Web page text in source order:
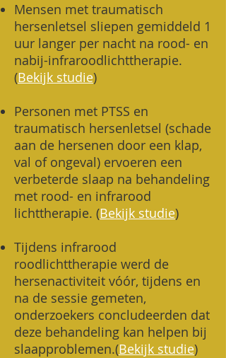
Mensen met traumatisch
hersenletsel sliepen gemiddeld 1
uur langer per nacht na rood- en
nabij-infraroodlichttherapie.
(Bekijk studie)
Personen met PTSS en
traumatisch hersenletsel (schade
aan de hersenen door een klap,
val of ongeval) ervoeren een
verbeterde slaap na behandeling
met rood- en infrarood
lichttherapie. (Bekijk studie)
Tijdens infrarood
roodlichttherapie werd de
hersenactiviteit vóór, tijdens en
na de sessie gemeten,
onderzoekers concludeerden dat
deze behandeling kan helpen bij
slaapproblemen.(Bekijk studie)